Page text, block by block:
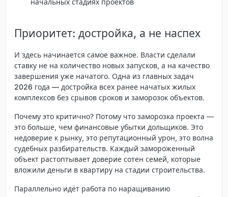
начальных стадиях проектов
Приоритет: достройка, а не наспех
И здесь начинается самое важное. Власти сделали
ставку не на количество новых запусков, а на качество
завершения уже начатого. Одна из главных задач
2026 года — достройка всех ранее начатых жилых
комплексов без срывов сроков и заморозок объектов.
Почему это критично? Потому что заморозка проекта —
это больше, чем финансовые убытки дольщиков. Это
недоверие к рынку, это репутационный урон, это волна
судебных разбирательств. Каждый замороженный
объект растоптывает доверие сотен семей, которые
вложили деньги в квартиру на стадии строительства.
Параллельно идёт работа по наращиванию